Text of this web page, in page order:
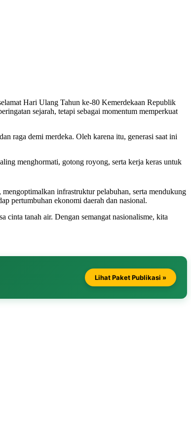
Hari Ulang Tahun ke-80 Kemerdekaan Republik
sejarah, tetapi sebagai momentum memperkuat
raga demi merdeka. Oleh karena itu, generasi saat ini
menghormati, gotong royong, serta kerja keras untuk
infrastruktur pelabuhan, serta mendukung
pertumbuhan ekonomi daerah dan nasional.
cinta tanah air. Dengan semangat nasionalisme, kita
Lihat Paket Publikasi »